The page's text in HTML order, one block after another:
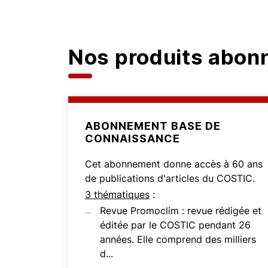
Nos produits
ABONNEMENT BASE DE
CONNAISSANCE
Cet abonnement donne accès à 60 ans
de publications d'articles du COSTIC.
3 thématiques :
Revue Promoclim : revue rédigée et
éditée par le COSTIC pendant 26
années. Elle comprend des milliers
d...